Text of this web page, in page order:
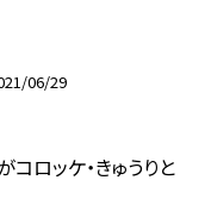
06/29
コロッケ・きゅうりと